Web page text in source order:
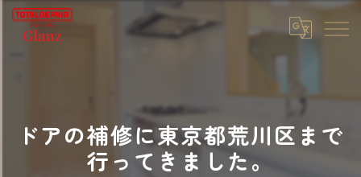
ドアの補修に東京都荒川区まで
行ってきました。